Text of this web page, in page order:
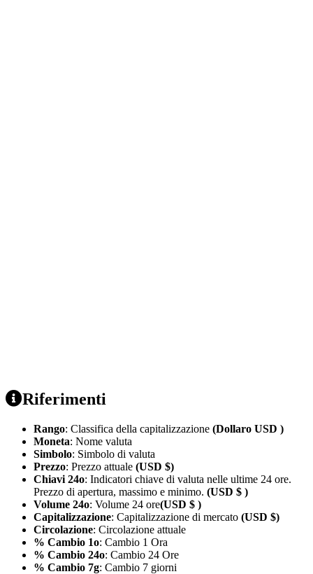
Riferimenti
Rango: Classifica della capitalizzazione (Dollaro USD )
Moneta: Nome valuta
Simbolo: Simbolo di valuta
Prezzo: Prezzo attuale (USD $)
Chiavi 24o: Indicatori chiave di valuta nelle ultime 24 ore.
Prezzo di apertura, massimo e minimo. (USD $ )
Volume 24o: Volume 24 ore(USD $ )
Capitalizzazione: Capitalizzazione di mercato (USD $)
Circolazione: Circolazione attuale
% Cambio 1o: Cambio 1 Ora
% Cambio 24o: Cambio 24 Ore
% Cambio 7g: Cambio 7 giorni